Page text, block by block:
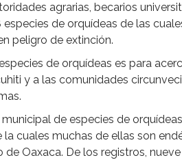
agrarias, becarios
de orquídeas de las
peligro de extinción.
de orquídeas es para
y a las comunidades
de especies de
cuales muchas de ellas son
Oaxaca. De los registros,